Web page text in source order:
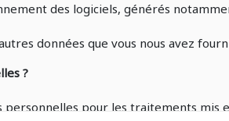
des logiciels, générés
données que vous nous avez
?
pour les traitements mis